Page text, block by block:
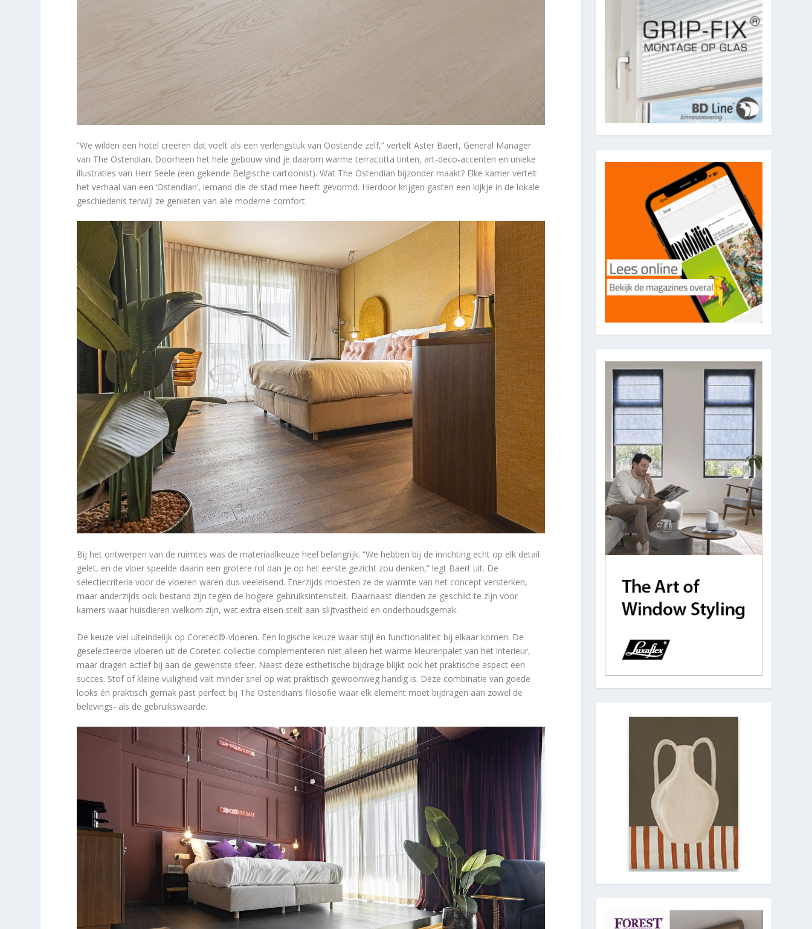
“We wilden een hotel creëren dat voelt als een verlengstuk van Oostende zelf,” vertelt Aster Baert, General Manager
van The Ostendian. Doorheen het hele gebouw vind je daarom warme terracotta tinten, art-deco-accenten en unieke
illustraties van Herr Seele (een gekende Belgische cartoonist). Wat The Ostendian bijzonder maakt? Elke kamer vertelt
het verhaal van een ‘Ostendian’, iemand die de stad mee heeft gevormd. Hierdoor krijgen gasten een kijkje in de lokale
geschiedenis terwijl ze genieten van alle moderne comfort.
Bij het ontwerpen van de ruimtes was de materiaalkeuze heel belangrijk. “We hebben bij de inrichting echt op elk detail
gelet, en de vloer speelde daarin een grotere rol dan je op het eerste gezicht zou denken,” legt Baert uit. De
selectiecriteria voor de vloeren waren dus veeleisend. Enerzijds moesten ze de warmte van het concept versterken,
maar anderzijds ook bestand zijn tegen de hogere gebruiksintensiteit. Daarnaast dienden ze geschikt te zijn voor
kamers waar huisdieren welkom zijn, wat extra eisen stelt aan slijtvastheid en onderhoudsgemak.
De keuze viel uiteindelijk op Coretec®-vloeren. Een logische keuze waar stijl én functionaliteit bij elkaar komen. De
geselecteerde vloeren uit de Coretec-collectie complementeren niet alleen het warme kleurenpalet van het interieur,
maar dragen actief bij aan de gewenste sfeer. Naast deze esthetische bijdrage blijkt ook het praktische aspect een
succes. Stof of kleine vuiligheid valt minder snel op wat praktisch gewoonweg handig is. Deze combinatie van goede
looks én praktisch gemak past perfect bij The Ostendian’s filosofie waar elk element moet bijdragen aan zowel de
belevings- als de gebruikswaarde.